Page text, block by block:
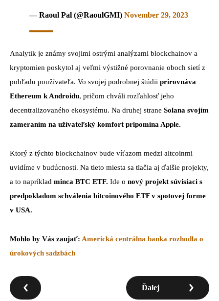
— Raoul Pal (@RaoulGMI) November 29, 2023
Analytik je známy svojimi ostrými analýzami blockchainov a
kryptomien poskytol aj veľmi výstižné porovnanie oboch sietí z
pohľadu používateľa. Vo svojej podrobnej štúdii prirovnáva
Ethereum k Androidu, pričom chváli rozľahlosť jeho
decentralizovaného ekosystému. Na druhej strane Solana svojím
zameraním na užívateľský komfort pripomína Apple.
Ktorý z týchto blockchainov bude víťazom medzi altcoinmi
uvidíme v budúcnosti. Na tieto miesta sa tlačia aj ďalšie projekty,
a to napríklad minca BTC ETF. Ide o nový projekt súvisiaci s
predpokladom schválenia bitcoinového ETF v spotovej forme
v USA.
Mohlo by Vás zaujať: Americká centrálna banka rozhodla o
úrokových sadzbách
Ďalej